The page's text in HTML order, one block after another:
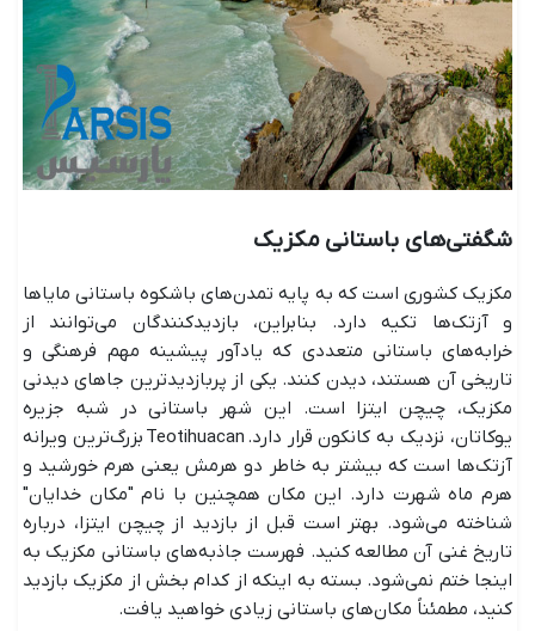
شگفتی‌های باستانی مکزیک
مکزیک کشوری است که به پایه تمدن‌های باشکوه باستانی مایاها
و آزتک‌ها تکیه دارد. بنابراین، بازدیدکنندگان می‌توانند از
خرابه‌های باستانی متعددی که یادآور پیشینه مهم فرهنگی و
تاریخی آن هستند، دیدن کنند. یکی از پربازدیدترین جاهای دیدنی
مکزیک، چیچن ایتزا است. این شهر باستانی در شبه جزیره
یوکاتان، نزدیک به کانکون قرار دارد. Teotihuacan بزرگ‌ترین ویرانه
آزتک‌ها است که بیشتر به خاطر دو هرمش یعنی هرم خورشید و
هرم ماه شهرت دارد. این مکان همچنین با نام "مکان خدایان"
شناخته می‌شود. بهتر است قبل از بازدید از چیچن ایتزا، درباره
تاریخ غنی آن مطالعه کنید. فهرست جاذبه‌های باستانی مکزیک به
اینجا ختم نمی‌شود. بسته به اینکه از کدام بخش از مکزیک بازدید
کنید، مطمئناً مکان‌های باستانی زیادی خواهید یافت.